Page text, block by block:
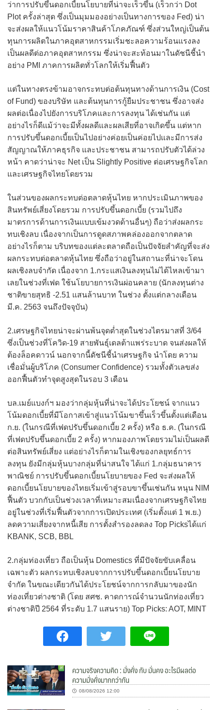
ว่าการปรับขึ้นดอกเบี้ยนโยบายที่น่าจะเร็วขึ้น (เร็วกว่า Dot
Plot ครั้งล่าสุด ซึ่งเป็นมุมมองอย่างเป็นทางการของ Fed) น่า
จะส่งผลให้แนวโน้มราคาสินค้าโภคภัณฑ์ ซึ่งส่วนใหญ่เป็นต้น
ทุนการผลิตในภาคอุตสาหกรรมเริ่มชะลอความร้อนแรงลง
เป็นผลดีต่อภาคอุตสาหกรรม ซึ่งน่าจะสะท้อนมาในดัชนีชี้นำ
อย่าง PMI ภาคการผลิตทั่วโลกให้เริ่มฟื้นตัว
แต่ในทางตรงข้ามอาจกระทบต่อต้นทุนทางด้านการเงิน (Cost
of Fund) ของบริษัท และต้นทุนการกู้ยืมประชาชน ซึ่งอาจส่ง
ผลต่อเนื่องไปยังการบริโภคและการลงทุน ได้เช่นกัน แต่
อย่างไรก็ดีแม้ว่าจะมีทั้งผลดีและผลเสียที่อาจเกิดขึ้น แต่หาก
การปรับขึ้นดอกเบี้ยเป็นไปอย่างค่อยเป็นค่อยไปและมีการส่ง
สัญญาณให้ภาคธุรกิจ และประชาชน สามารถปรับตัวได้ล่วง
หน้า คาดว่าน่าจะ Net เป็น Slightly Positive ต่อเศรษฐกิจโลก
และเศรษฐกิจไทยโดยรวม
ในส่วนของผลกระทบต่อตลาดหุ้นไทย หากประเมินภาพของ
สินทรัพย์เสี่ยงโดยรวม การปรับขึ้นดอกเบี้ย (รวมไปถึง
มาตรการด้านการเงินแบบเข้มงวดด้านอื่นๆ) ถือว่าส่งผลกระ
ทบเชิงลบ เนื่องจากเป็นการดูดสภาพคล่องออกจากตลาด
อย่างไรก็ตาม บริบทของแต่ละตลาดถือเป็นปัจจัยสำคัญที่จะส่ง
ผลกระทบต่อตลาดหุ้นไทย ซึ่งถือว่าอยู่ในสถานะที่น่าจะโดน
ผลเชิงลบจำกัด เนื่องจาก 1.กระแสเงินลงทุนไม่ได้ไหลเข้ามา
เลยในช่วงที่เฟด ใช้นโยบายการเงินผ่อนคลาย (นักลงทุนต่าง
ชาติขายสุทธิ -2.51 แสนล้านบาท ในช่วง ตั้งแต่กลางเดือน
มี.ค. 2563 จนถึงปัจจุบัน)
2.เศรษฐกิจไทยน่าจะผ่านพ้นจุดต่ำสุดในช่วงไตรมาสที่ 3/64
ซึ่งเป็นช่วงที่โควิด-19 สายพันธุ์เดลต้าแพร่ระบาด จนส่งผลให้
ต้องล็อคดาวน์ นอกจากนี้ดัชนีชี้นำเศรษฐกิจ นำโดย ความ
เชื่อมั่นผู้บริโภค (Consumer Confidence) รวมทั้งตัวเลขส่ง
ออกฟื้นตัวทำจุดสูงสุดในรอบ 3 เดือน
บล.เมย์แบงก์ฯ มองว่ากลุ่มหุ้นที่น่าจะได้ประโยชน์ จากแนว
โน้มดอกเบี้ยที่มีโอกาสเข้าสู่แนวโน้มขาขึ้นเร็วขึ้นตั้งแต่เดือน
ก.ย. (ในกรณีที่เฟดปรับขึ้นดอกเบี้ย 2 ครั้ง) หรือ ธ.ค. (ในกรณี
ที่เฟดปรับขึ้นดอกเบี้ย 2 ครั้ง) หากมองภาพโดยรวมไม่เป็นผลดี
ต่อสินทรัพย์เสี่ยง แต่อย่างไรก็ตามในเชิงของกลยุทธ์การ
ลงทุน ยังมีกลุ่มหุ้นบางกลุ่มที่น่าสนใจ ได้แก่ 1.กลุ่มธนาคาร
พาณิชย์ การปรับขึ้นดอกเบี้ยนโยบายของ Fed จะส่งผลให้
ดอกเบี้ยนโยบายของไทยเริ่มเข้าสู่รอบขาขึ้นเช่นกัน หนุน NIM
ฟื้นตัว บวกกับเป็นช่วงเวลาที่เหมาะสมเนื่องจากเศรษฐกิจไทย
อยู่ในช่วงที่เริ่มฟื้นตัวจากการเปิดประเทศ (เริ่มตั้งแต่ 1 พ.ย.)
ลดความเสี่ยงจากหนี้เสีย การตั้งสำรองลดลง Top Picksได้แก่
KBANK, SCB, BBL
2.กลุ่มท่องเที่ยว ถือเป็นหุ้น Domestics ที่มีปัจจัยขับเคลื่อน
เฉพาะตัว ผลกระทบเชิงลบจากการปรับขึ้นดอกเบี้ยนโยบาย
จำกัด ในขณะเดียวกันได้ประโยชน์จากการกลับมาของนัก
ท่องเที่ยวต่างชาติ (โดย สศช. คาดการณ์จำนวนนักท่องเที่ยว
ต่างชาติปี 2564 ที่ระดับ 1.7 แสนราย) Top Picks: AOT, MINT
ความจริงความคิด : มั่งคั่ง กับ มั่นคง อะไรมีผลต่อ
ความมั่งคั่งมากกว่ากัน
08/08/2026 12:00